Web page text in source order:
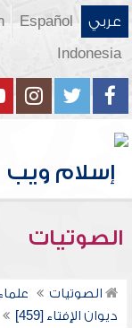
عربي Español
Indonesia
الصوتيات
الصوتيات
ديوان الإفتاء [459]